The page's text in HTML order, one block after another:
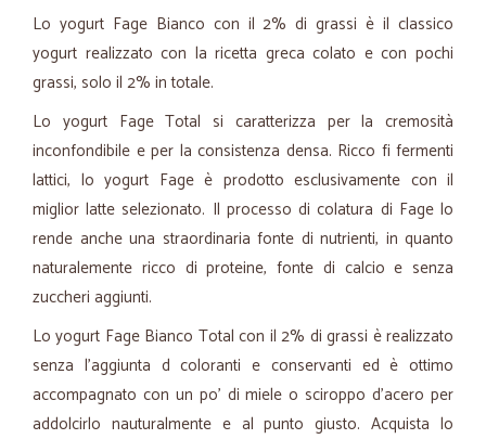
Lo yogurt Fage Bianco con il 2% di grassi è il classico
yogurt realizzato con la ricetta greca colato e con pochi
grassi, solo il 2% in totale.
Lo yogurt Fage Total si caratterizza per la cremosità
inconfondibile e per la consistenza densa. Ricco fi fermenti
lattici, lo yogurt Fage è prodotto esclusivamente con il
miglior latte selezionato. Il processo di colatura di Fage lo
rende anche una straordinaria fonte di nutrienti, in quanto
naturalemente ricco di proteine, fonte di calcio e senza
zuccheri aggiunti.
Lo yogurt Fage Bianco Total con il 2% di grassi è realizzato
senza l'aggiunta d coloranti e conservanti ed è ottimo
accompagnato con un po' di miele o sciroppo d'acero per
addolcirlo nauturalmente e al punto giusto. Acquista lo